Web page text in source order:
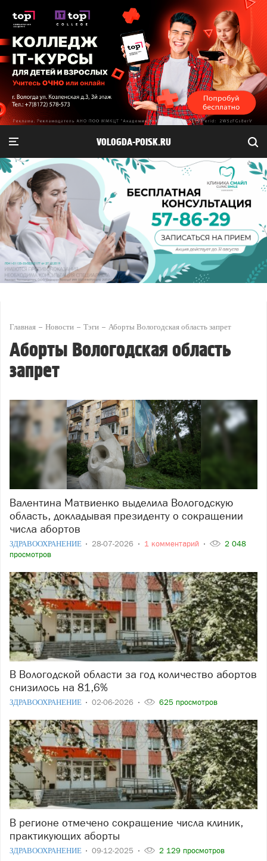
VOLOGDA-POISK.RU
Главная Новости Тэги Аборты Вологодская область запрет
Аборты Вологодская область
запрет
Валентина Матвиенко выделила Вологодскую
область, докладывая президенту о сокращении
числа абортов
ЗДРАВООХРАНЕНИЕ 28-07-2026 1 комментарий
2 048
просмотров
В Вологодской области за год количество абортов
снизилось на 81,6%
ЗДРАВООХРАНЕНИЕ 02-06-2026 625 просмотров
В регионе отмечено сокращение числа клиник,
практикующих аборты
ЗДРАВООХРАНЕНИЕ 09-12-2025 2 129 просмотров